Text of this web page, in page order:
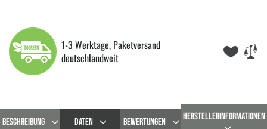
1-3 Werktage, Paketversand
deutschlandweit
BESCHREIBUNG DATEN BEWERTUNGEN HERSTELLERINFORMATIONEN